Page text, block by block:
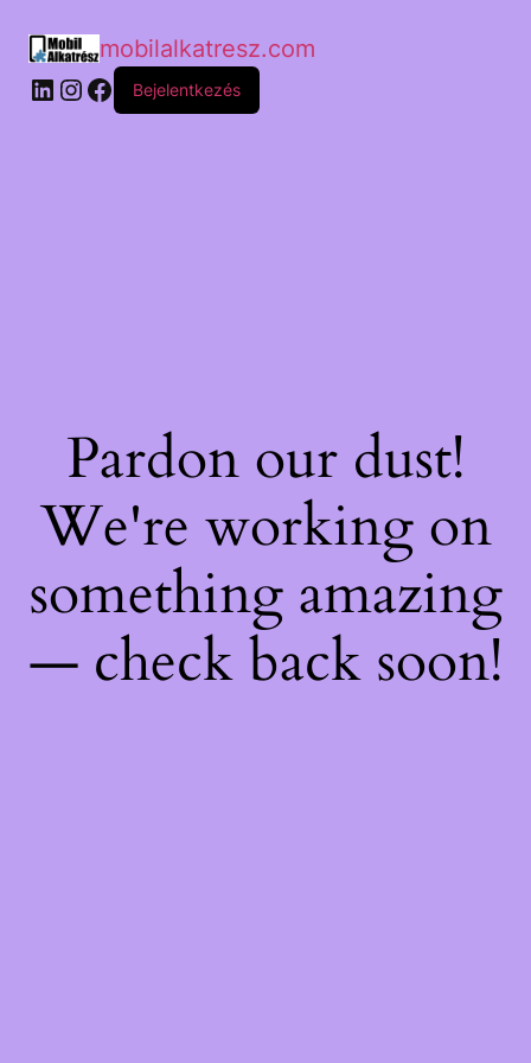
mobilalkatresz.com
Bejelentkezés
Pardon our dust!
We're working on
something amazing
— check back soon!